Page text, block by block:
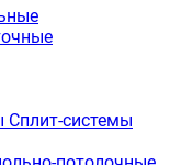
Сплит-системы